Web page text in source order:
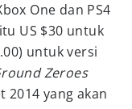
One dan PS4
US $30 untuk
untuk versi
Zeroes
2014 yang akan